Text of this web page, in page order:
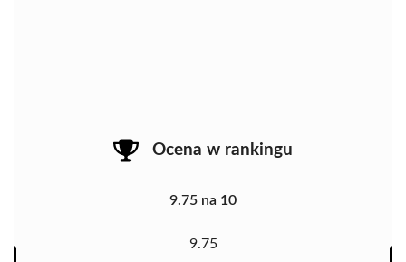
Ocena w rankingu
9.75 na 10
9.75